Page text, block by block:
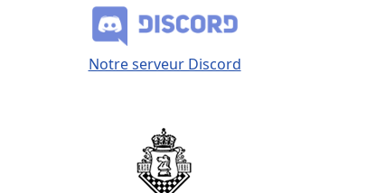
Notre serveur Discord